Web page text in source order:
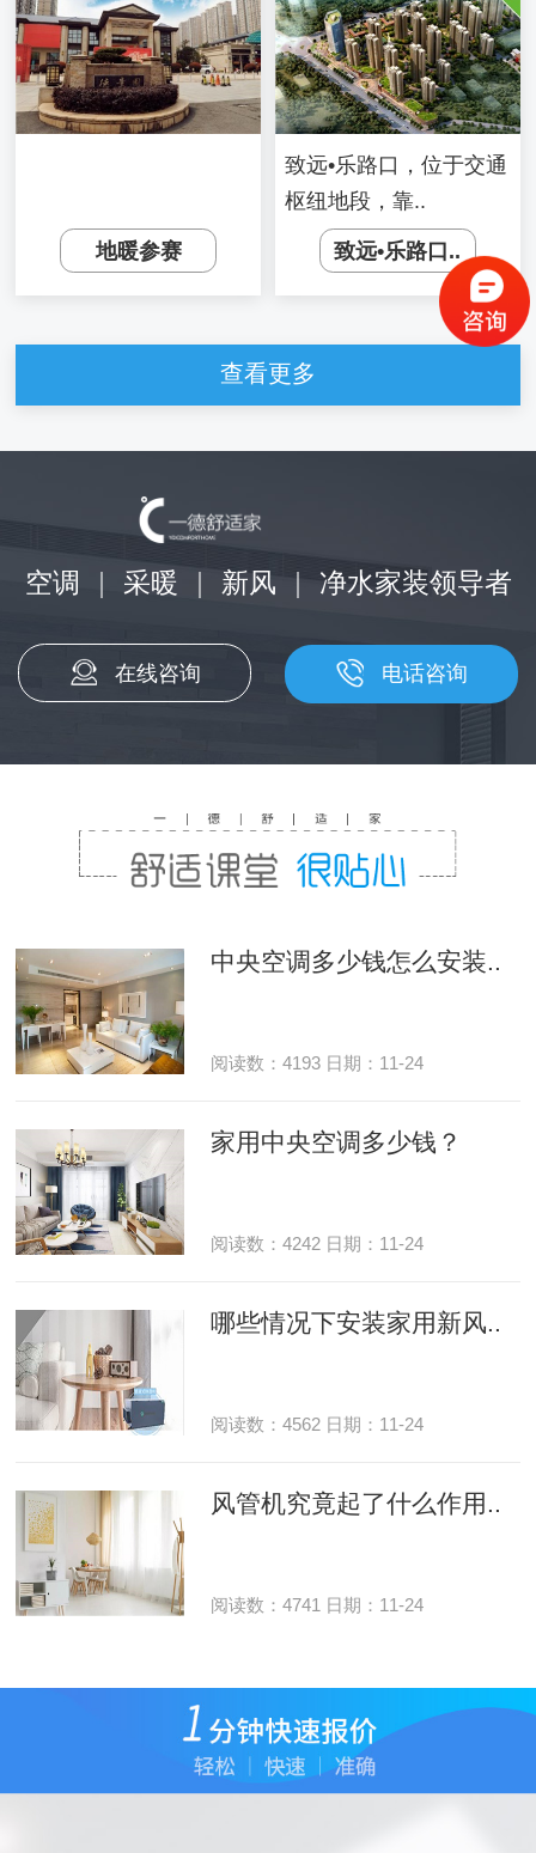
地暖参赛
致远•乐路口，位于交通
枢纽地段，靠..
致远•乐路口..
查看更多
空调 采暖 新风 净水家装领导者
在线咨询 电话咨询
中央空调多少钱怎么安装..
阅读数：4193 日期：11-24
家用中央空调多少钱？
阅读数：4242 日期：11-24
哪些情况下安装家用新风..
阅读数：4562 日期：11-24
风管机究竟起了什么作用..
阅读数：4741 日期：11-24